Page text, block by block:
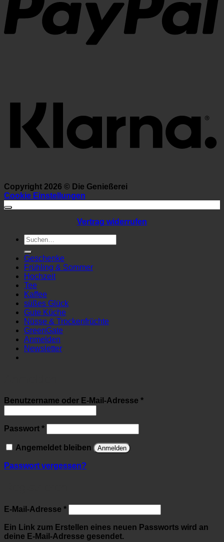
Copyright 2026 © Die Genießerei
Cookie Einstellungen
Vertrag widerrufen
Suchen
nach:
Geschenke
Frühling & Sommer
Hochzeit
Tee
Kaffee
süßes Glück
Gute Küche
Nüsse & Trockenfrüchte
GreenGate
Anmelden
Newsletter
Benutzername oder E-Mail-Adresse *Erforderlich
Passwort *Erforderlich
Angemeldet bleiben Anmelden
Passwort vergessen?
E-Mail-Adresse *Erforderlich
Ein Link zum Erstellen eines neuen Passworts wird an
deine E-Mail-Adresse gesendet.